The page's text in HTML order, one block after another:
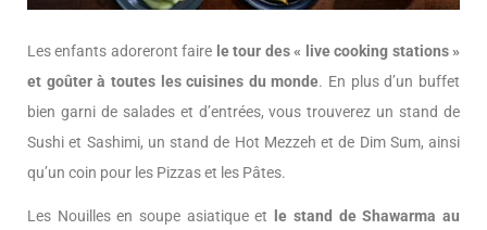
Les enfants adoreront faire le tour des « live cooking stations »
et goûter à toutes les cuisines du monde. En plus d’un buffet
bien garni de salades et d’entrées, vous trouverez un stand de
Sushi et Sashimi, un stand de Hot Mezzeh et de Dim Sum, ainsi
qu’un coin pour les Pizzas et les Pâtes.
Les Nouilles en soupe asiatique et
le stand de Shawarma au